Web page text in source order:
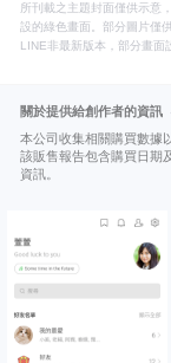
所刊載之主題封面僅供示意
設的綠色畫面。部分圖片僅
LINE非最新版本，部分畫面
關於提供給創作者的資訊
本公司收集相關購買數據
該販售報告包含購買日期
資訊。